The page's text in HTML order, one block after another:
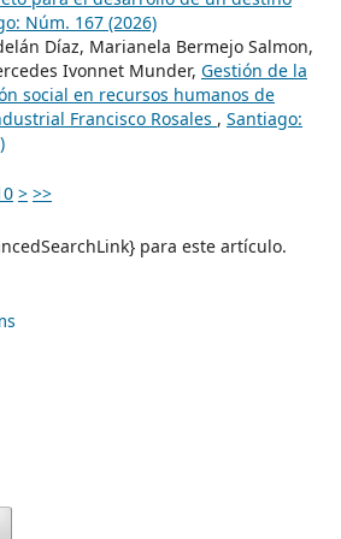
Núm. 167 (2026)
Díaz, Marianela Bermejo Salmon,
Ivonnet Munder, Gestión de la
social en recursos humanos de
Francisco Rosales , Santiago:
> >>
para este artículo.